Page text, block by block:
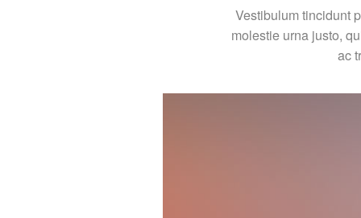
Vestibulum tincidunt
molestie urna justo,
ac